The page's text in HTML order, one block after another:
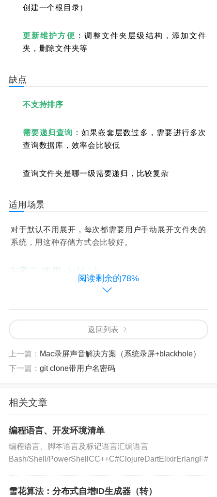
创建一个根目录）
更新维护方便 ：调整文件夹层级结构，添加文件
夹，删除文件夹等
缺点
不支持排序
需要递归查询 ：如果嵌套层数过多，需要进行多次
查询数据库，效率会比较低
查询文件夹是哪一级需要递归，比较复杂
适用场景
对于默认不用展开，每次都需要用户手动展开文件夹的
系统，用这种存储方式会比较好。
方案二 使用 child_ids
优点
更新维护方便
不需要递归查询：可以直接从父级文件夹顺着查下
来
缺点
阅读剩余的78%
返回列表
上一篇： Mac录屏声音解决方案（系统录屏+blackhole）
下一篇： git clone带用户名密码
相关文章
编程语言、开发环境清单
编程语言、脚本语言及标记语言汇编语言
Bash/Shell/
雪花算法：分布式自增ID生成器（转）